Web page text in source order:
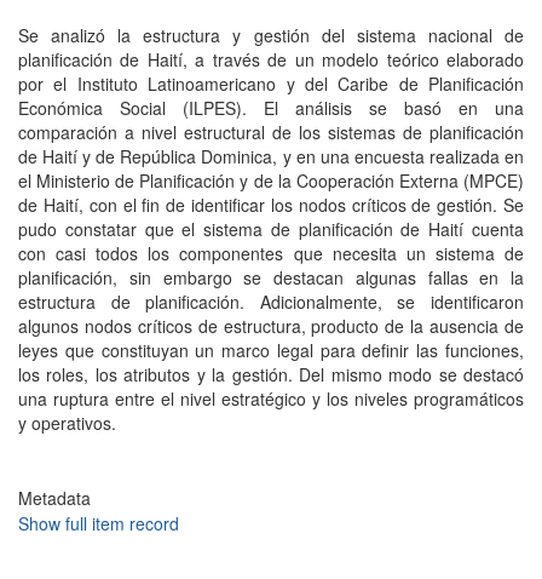
Se analizó la estructura y gestión del sistema nacional de
planificación de Haití, a través de un modelo teórico elaborado
por el Instituto Latinoamericano y del Caribe de Planificación
Económica Social (ILPES). El análisis se basó en una
comparación a nivel estructural de los sistemas de planificación
de Haití y de República Dominica, y en una encuesta realizada en
el Ministerio de Planificación y de la Cooperación Externa (MPCE)
de Haití, con el fin de identificar los nodos críticos de gestión. Se
pudo constatar que el sistema de planificación de Haití cuenta
con casi todos los componentes que necesita un sistema de
planificación, sin embargo se destacan algunas fallas en la
estructura de planificación. Adicionalmente, se identificaron
algunos nodos críticos de estructura, producto de la ausencia de
leyes que constituyan un marco legal para definir las funciones,
los roles, los atributos y la gestión. Del mismo modo se destacó
una ruptura entre el nivel estratégico y los niveles programáticos
y operativos.
Metadata
Show full item record